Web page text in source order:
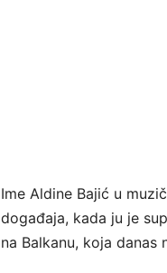
Ime Aldine Bajić u
događaja, kada ju je
na Balkanu, koja danas